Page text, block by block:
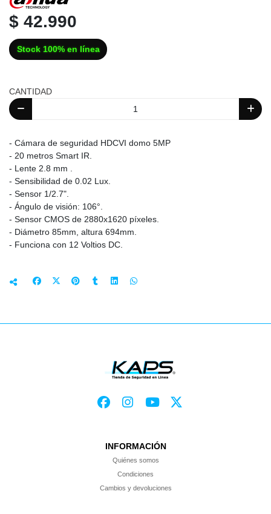
$ 42.990
Stock 100% en línea
CANTIDAD
- Cámara de seguridad HDCVI domo 5MP
- 20 metros Smart IR.
- Lente 2.8 mm .
- Sensibilidad de 0.02 Lux.
- Sensor 1/2.7".
- Ángulo de visión: 106°.
- Sensor CMOS de 2880x1620 píxeles.
- Diámetro 85mm, altura 694mm.
- Funciona con 12 Voltios DC.
INFORMACIÓN
Quiénes somos
Condiciones
Cambios y devoluciones